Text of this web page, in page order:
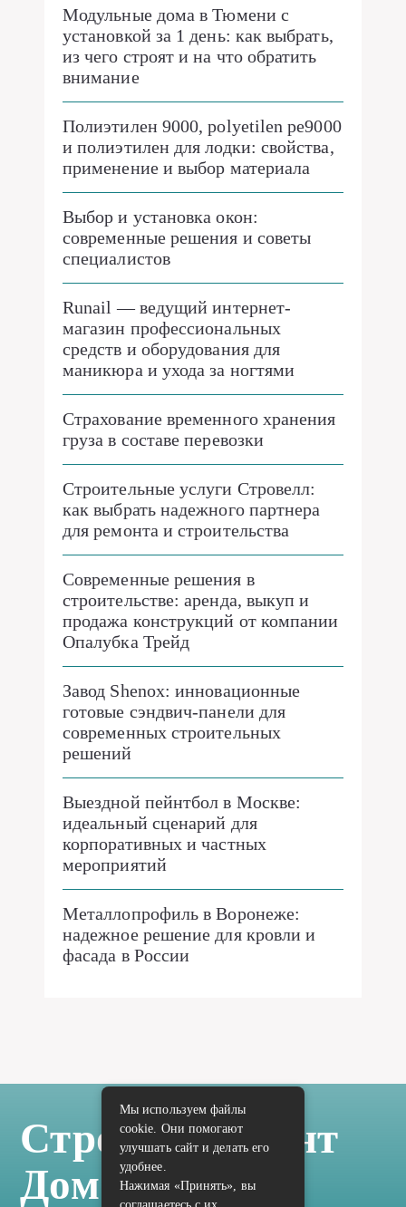
Модульные дома в Тюмени с
установкой за 1 день: как выбрать,
из чего строят и на что обратить
внимание
Полиэтилен 9000, polyetilen pe9000
и полиэтилен для лодки: свойства,
применение и выбор материала
Выбор и установка окон:
современные решения и советы
специалистов
Runail — ведущий интернет-
магазин профессиональных
средств и оборудования для
маникюра и ухода за ногтями
Страхование временного хранения
груза в составе перевозки
Строительные услуги Стровелл:
как выбрать надежного партнера
для ремонта и строительства
Современные решения в
строительстве: аренда, выкуп и
продажа конструкций от компании
Опалубка Трейд
Завод Shenox: инновационные
готовые сэндвич-панели для
современных строительных
решений
Выездной пейнтбол в Москве:
идеальный сценарий для
корпоративных и частных
мероприятий
Металлопрофиль в Воронеже:
надежное решение для кровли и
фасада в России
Стройка Ремонт
Дом Отделка
Мы используем файлы
cookie. Они помогают
улучшать сайт и делать его
удобнее.
Нажимая «Принять», вы